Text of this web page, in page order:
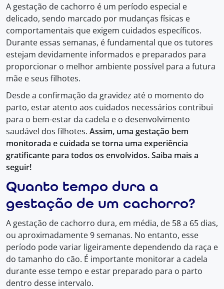
A gestação de cachorro é um período especial e
delicado, sendo marcado por mudanças físicas e
comportamentais que exigem cuidados específicos.
Durante essas semanas, é fundamental que os tutores
estejam devidamente informados e preparados para
proporcionar o melhor ambiente possível para a futura
mãe e seus filhotes.
Desde a confirmação da gravidez até o momento do
parto, estar atento aos cuidados necessários contribui
para o bem-estar da cadela e o desenvolvimento
saudável dos filhotes. Assim, uma gestação bem
monitorada e cuidada se torna uma experiência
gratificante para todos os envolvidos. Saiba mais a
seguir!
Quanto tempo dura a
gestação de um cachorro?
A gestação de cachorro dura, em média, de 58 a 65 dias,
ou aproximadamente 9 semanas. No entanto, esse
período pode variar ligeiramente dependendo da raça e
do tamanho do cão. É importante monitorar a cadela
durante esse tempo e estar preparado para o parto
dentro desse intervalo.